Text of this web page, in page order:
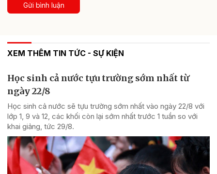
Gửi bình luận
XEM THÊM TIN TỨC - SỰ KIỆN
Học sinh cả nước tựu trường sớm nhất từ
ngày 22/8
Học sinh cả nước sẽ tựu trường sớm nhất vào ngày 22/8 với
lớp 1, 9 và 12, các khối còn lại sớm nhất trước 1 tuần so với
khai giảng, tức 29/8.